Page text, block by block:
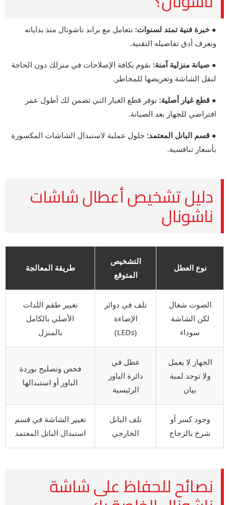
● خبرة فنية تمتد لسنوات: نتعامل مع براند ناشونال منذ بداياته
ونعرف أدق تفاصيله التقنية.
● صيانة منزلية آمنة: نقوم بكافة الإصلاحات في منزلك دون الحاجة
لنقل الشاشة وتعريضها للمخاطر.
● قطع غيار أصلية: نوفر قطع الغيار التي تضمن لك أطول عمر
افتراضي للجهاز بعد الصيانة.
● قسم البانل المعتمد: حلول عملية لاستبدال الشاشات المكسورة
بأسعار تنافسية.
دليل تشخيص أعطال شاشات
ناشونال
نوع العطل
التشخيص
المتوقع
طريقة المعالجة
الصوت شغال
لكن الشاشة
سوداء
تلف في دوائر
الإضاءة
(LEDs)
تغيير طقم اللدات
الأصلي بالكامل
بالمنزل
الجهاز لا يعمل
ولا توجد لمبة
بيان
عطل في
دائرة الباور
الرئيسية
فحص وتصليح بوردة
الباور أو استبدالها
وجود كسر أو
شرخ بالزجاج
تلف البانل
الخارجي
تغيير الشاشة في قسم
استبدال البانل المعتمد
نصائح للحفاظ على شاشة